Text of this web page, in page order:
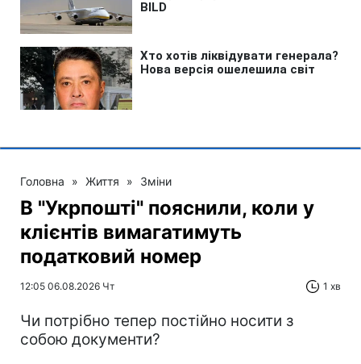
Головна » Життя » Зміни
В "Укрпошті" пояснили, коли у
клієнтів вимагатимуть
податковий номер
12:05 06.08.2026 Чт 1 хв
Чи потрібно тепер постійно носити з
собою документи?